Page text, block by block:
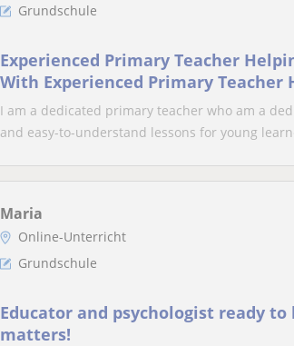
Grundschule
Experienced Primary Teacher
With Experienced Primary Teacher Helping Children
Learn With Confiden
I am a dedicated primary teacher who am a
and easy-to-understand lessons for young
Maria
Online-Unterricht
Grundschule
Educator and psychologist ready
matters!